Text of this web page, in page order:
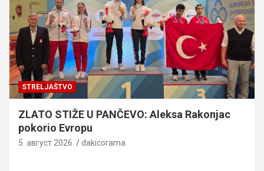
STRELJAŠTVO
ZLATO STIŽE U PANČEVO: Aleksa Rakonjac
pokorio Evropu
5. август 2026. dakicorama